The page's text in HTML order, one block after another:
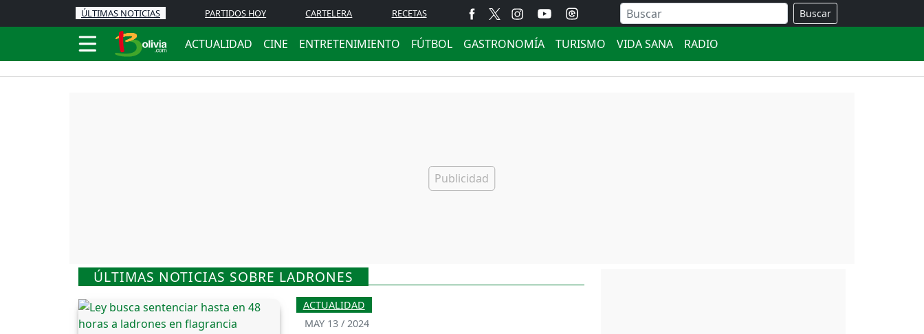
ÚLTIMAS NOTICIAS PARTIDOS HOY CARTELERA RECETAS Buscar
ACTUALIDAD CINE ENTRETENIMIENTO FÚTBOL GASTRONOMÍA TURISMO VIDA SANA RADIO
ÚLTIMAS NOTICIAS SOBRE LADRONES
ACTUALIDAD
MAY 13 / 2024